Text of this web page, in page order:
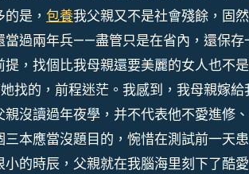
是， 包養我父親又不是社會殘餘，固
當過兩年兵——盡管只是在省內，還保
，找個比我母親還要美麗的女人也不
找的，前程迷茫。我感到，我母親嫁
沒讀過年夜學，并不代表他不愛進修
本應當沒題目的，惋惜在測試前一天
的時辰，父親就在我腦海里刻下了酷